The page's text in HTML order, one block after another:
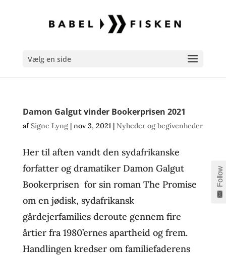
Vælg en side
Damon Galgut vinder Bookerprisen 2021
afSigne Lyng| nov 3, 2021| Nyheder og begivenheder
Her til aften vandt den sydafrikanske
forfatter og dramatiker Damon Galgut
Bookerprisen for sin roman The Promise
om en jødisk, sydafrikansk
gårdejerfamilies deroute gennem fire
årtier fra 1980’ernes apartheid og frem.
Handlingen kredser om familiefaderens
Follow